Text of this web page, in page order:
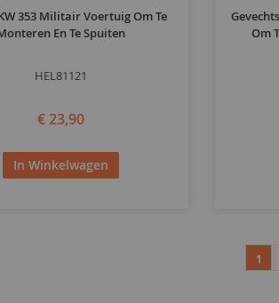
353 Militair Voertuig Om Te
En Te Spuiten
HEL81121
€ 23,90
In Winkelwagen
Om
1